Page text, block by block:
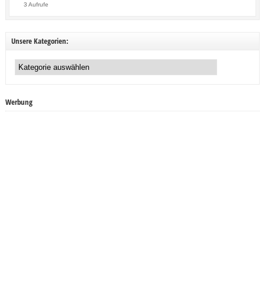
3 Aufrufe
Unsere Kategorien:
Kategorien:
Werbung